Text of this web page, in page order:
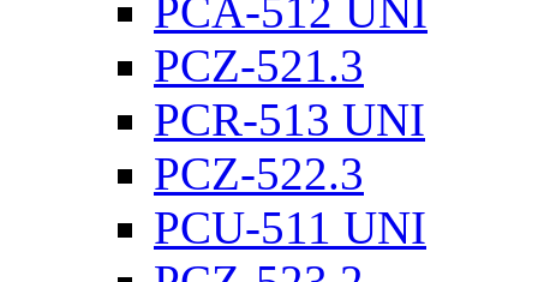
PCA-512 UNI
PCZ-521.3
PCR-513 UNI
PCZ-522.3
PCU-511 UNI